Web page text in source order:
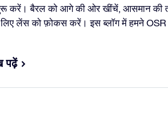
करें। बैरल को आगे की ओर खींचें, आसमान की
लेंस को फ़ोकस करें। इस ब्लॉग में हमने OSR
पढ़ें